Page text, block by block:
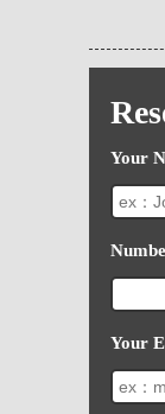
Your
Your